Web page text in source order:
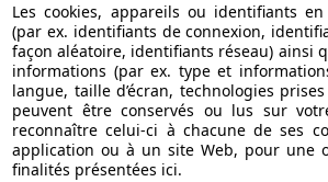
Les cookies, appareils ou identifiants
(par ex. identifiants de connexion,
façon aléatoire, identifiants réseau) ainsi
informations (par ex. type et
langue, taille d’écran, technologies
peuvent être conservés ou lus sur
reconnaître celui-ci à chacune de ses
application ou à un site Web, pour une
finalités présentées ici.